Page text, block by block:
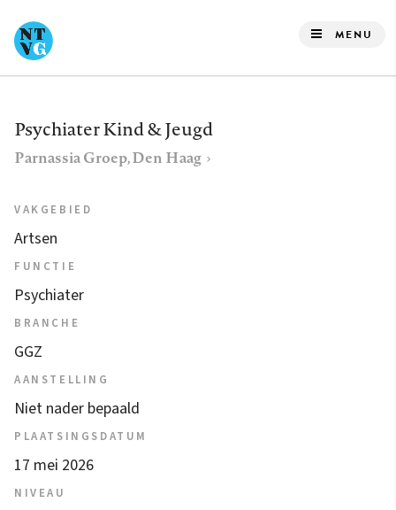
naar
de
gaan
MENU
Psychiater Kind & Jeugd
Parnassia Groep, Den Haag
VAKGEBIED
Artsen
FUNCTIE
Psychiater
BRANCHE
GGZ
AANSTELLING
Niet nader bepaald
PLAATSINGSDATUM
17 mei 2026
NIVEAU